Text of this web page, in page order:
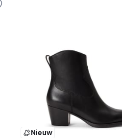
Nieuw